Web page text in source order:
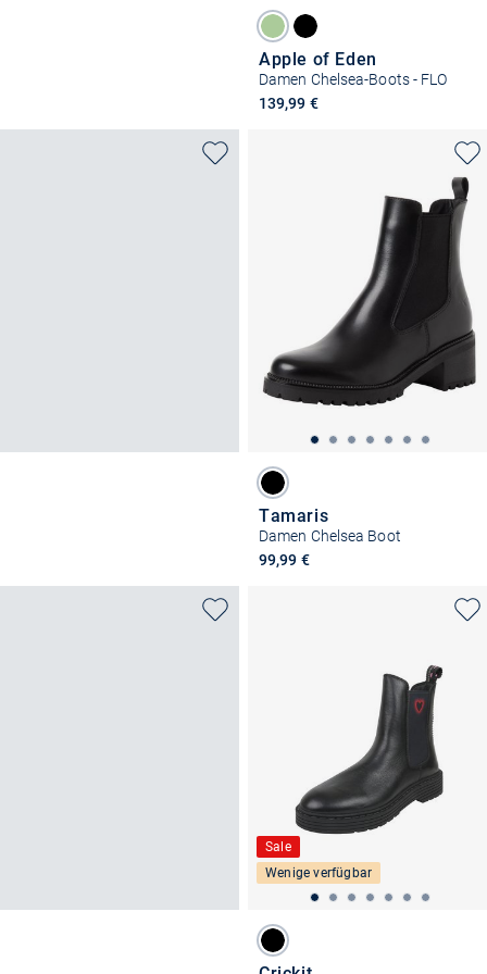
Apple of Eden
Damen Chelsea-Boots - FLO
139,99 €
Tamaris
Damen Chelsea Boot
99,99 €
Sale
Wenige verfügbar